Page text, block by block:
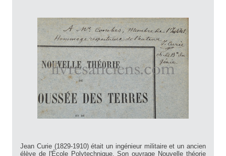
Jean Curie (1829-1910) était un ingénieur militaire et un ancien
élève de l'École Polytechnique. Son ouvrage Nouvelle théorie